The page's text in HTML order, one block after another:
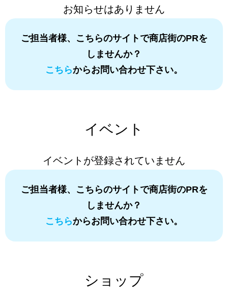
お知らせはありません
ご担当者様、こちらのサイトで商店街のPRを
しませんか？
こちらからお問い合わせ下さい。
イベント
イベントが登録されていません
ご担当者様、こちらのサイトで商店街のPRを
しませんか？
こちらからお問い合わせ下さい。
ショップ